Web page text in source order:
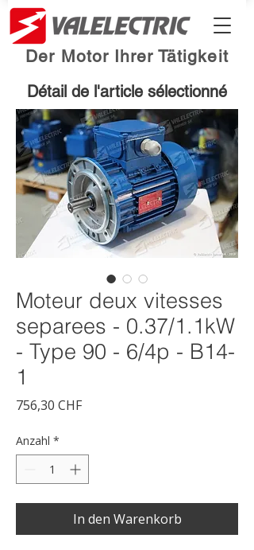
Der Motor Ihrer Tätigkeit
Détail de l'article sélectionné
Moteur deux vitesses
separees - 0.37/1.1kW
- Type 90 - 6/4p - B14-
1
756,30 CHFPreis
Anzahl *
In den Warenkorb